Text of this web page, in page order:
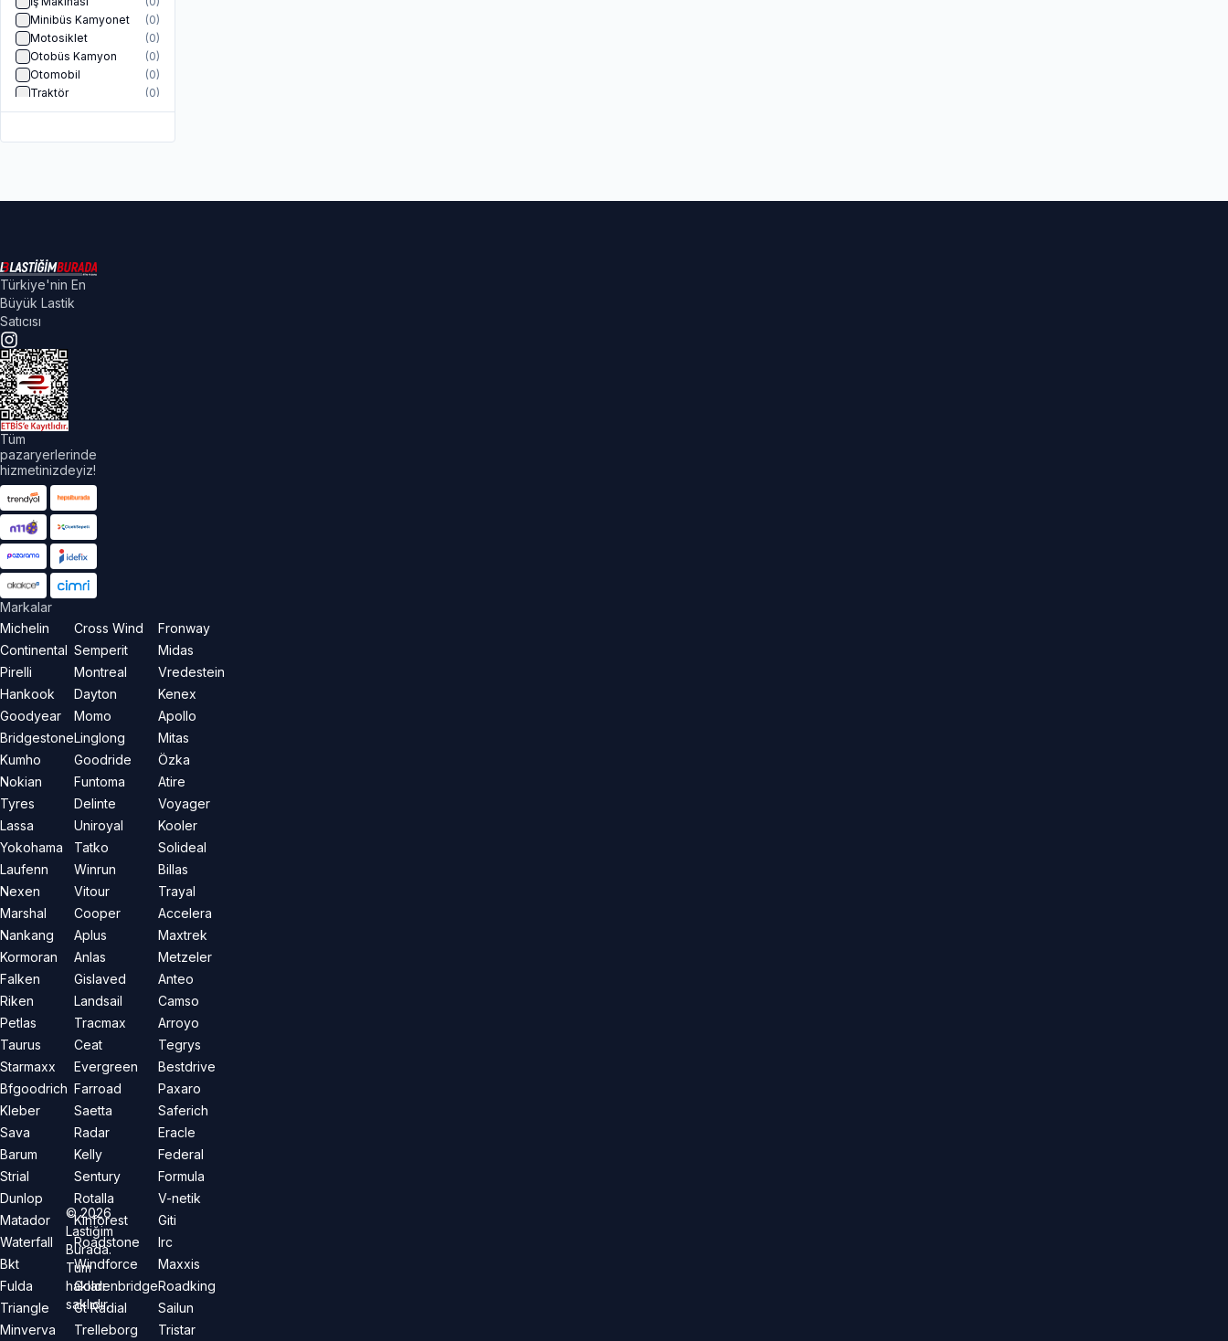
Minibüs Kamyonet
(0)
Motosiklet
(0)
Otobüs Kamyon
(0)
Otomobil
(0)
Traktör
(0)
Türkiye'nin En
Büyük Lastik
Satıcısı
Tüm
pazaryerlerinde
hizmetinizdeyiz!
Markalar
Michelin
Continental
Pirelli
Hankook
Goodyear
Bridgestone
Kumho
Nokian
Tyres
Lassa
Yokohama
Laufenn
Nexen
Marshal
Nankang
Kormoran
Falken
Riken
Petlas
Taurus
Starmaxx
Bfgoodrich
Kleber
Sava
Barum
Strial
Dunlop
Matador
Waterfall
Bkt
Fulda
Triangle
Minverva
Cross Wind
Semperit
Montreal
Dayton
Momo
Linglong
Goodride
Funtoma
Delinte
Uniroyal
Tatko
Winrun
Vitour
Cooper
Aplus
Anlas
Gislaved
Landsail
Tracmax
Ceat
Evergreen
Farroad
Saetta
Radar
Kelly
Sentury
Rotalla
Kinforest
Roadstone
Windforce
Goldenbridge
Gt Radial
Trelleborg
Fronway
Midas
Vredestein
Kenex
Apollo
Mitas
Özka
Atire
Voyager
Kooler
Solideal
Billas
Trayal
Accelera
Maxtrek
Metzeler
Anteo
Camso
Arroyo
Tegrys
Bestdrive
Paxaro
Saferich
Eracle
Federal
Formula
V-netik
Giti
Irc
Maxxis
Roadking
Sailun
Tristar
©2026
Lastiğim
Burada.
Tüm
hakları
saklıdır.